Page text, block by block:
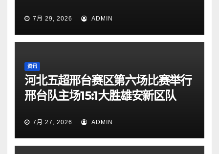
7月 29, 2026 ADMIN
资讯
河北五超邢台赛区第六场比赛举行
邢台队主场15:1大胜雄安新区队
7月 27, 2026 ADMIN